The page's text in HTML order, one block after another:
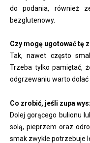
do podania, również
bezglutenowy.
Czy mogę ugotować tę
Tak, nawet często
Trzeba tylko pamiętać,
odgrzewaniu warto dolać
Co zrobić, jeśli zupa
Dolej gorącego bulionu
solą, pieprzem oraz
smak zwykle potrzebuje